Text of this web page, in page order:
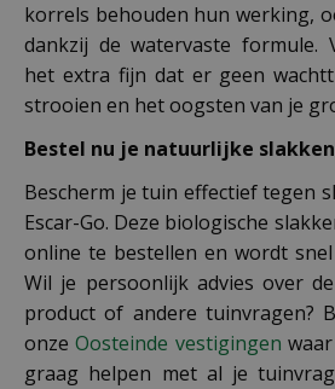
korrels behouden hun werking,
dankzij de watervaste formule.
het extra fijn dat er geen
strooien en het oogsten van je
Bestel nu je natuurlijke
Bescherm je tuin effectief tegen
Escar-Go. Deze biologische
online te bestellen en wordt
Wil je persoonlijk advies over
product of andere tuinvragen?
onzeOosteinde vestigingen
graag helpen met al je